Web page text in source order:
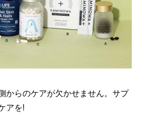
からのケアが欠かせません。サプ
アを!